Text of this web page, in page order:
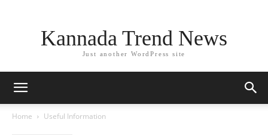
Kannada Trend News
Just another WordPress site
Home Useful Information